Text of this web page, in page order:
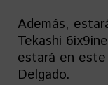
Además,
Tekashi
estará en
Delgado.